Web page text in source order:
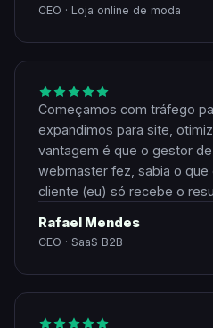
CEO · Loja online de moda
Começamos com tráfego
expandimos para site,
vantagem é que o gestor
webmaster fez, sabia o que
cliente (eu) só recebe o
Rafael Mendes
CEO · SaaS B2B